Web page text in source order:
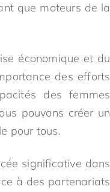
que moteurs de la
économique et du
des efforts
des femmes
pouvons créer un
pour tous.
significative dans
à des partenariats